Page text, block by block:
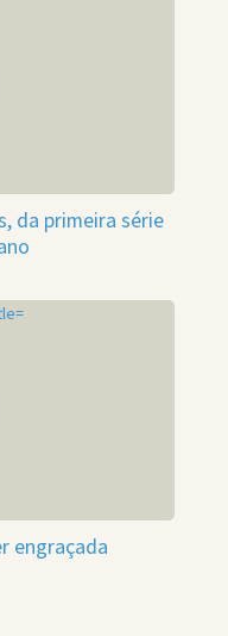
da primeira série
engraçada